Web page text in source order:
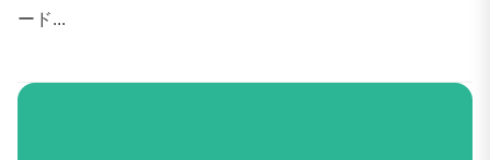
ード...